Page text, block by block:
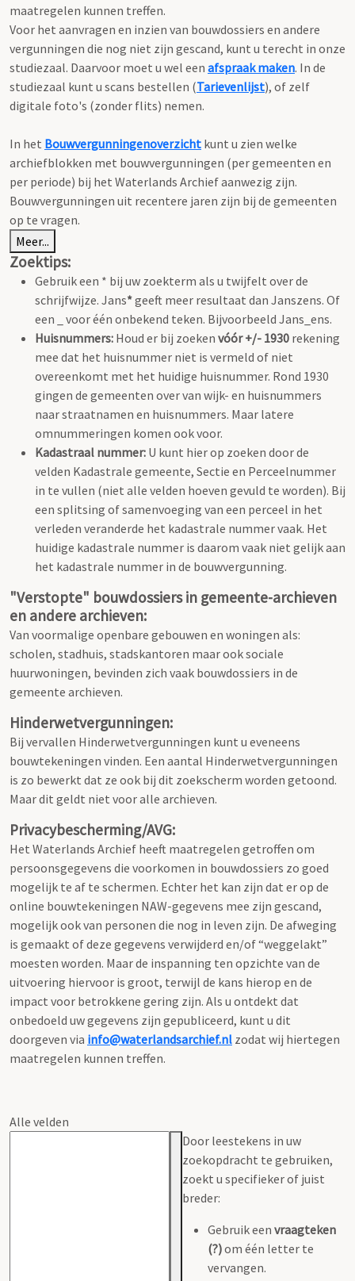
maatregelen kunnen treffen.
Voor het aanvragen en inzien van bouwdossiers en andere
vergunningen die nog niet zijn gescand, kunt u terecht in onze
studiezaal. Daarvoor moet u wel een afspraak maken. In de
studiezaal kunt u scans bestellen (Tarievenlijst), of zelf
digitale foto's (zonder flits) nemen.
In het Bouwvergunningenoverzicht kunt u zien welke
archiefblokken met bouwvergunningen (per gemeenten en
per periode) bij het Waterlands Archief aanwezig zijn.
Bouwvergunningen uit recentere jaren zijn bij de gemeenten
op te vragen.
Meer...
Zoektips:
Gebruik een * bij uw zoekterm als u twijfelt over de
schrijfwijze. Jans*geeft meer resultaat dan Janszens. Of
een _ voor één onbekend teken. Bijvoorbeeld Jans_ens.
Huisnummers: Houd er bij zoeken vóór +/- 1930 rekening
mee dat het huisnummer niet is vermeld of niet
overeenkomt met het huidige huisnummer. Rond 1930
gingen de gemeenten over van wijk- en huisnummers
naar straatnamen en huisnummers. Maar latere
omnummeringen komen ook voor.
Kadastraal nummer: U kunt hier op zoeken door de
velden Kadastrale gemeente, Sectie en Perceelnummer
in te vullen (niet alle velden hoeven gevuld te worden). Bij
een splitsing of samenvoeging van een perceel in het
verleden veranderde het kadastrale nummer vaak. Het
huidige kadastrale nummer is daarom vaak niet gelijk aan
het kadastrale nummer in de bouwvergunning.
"Verstopte" bouwdossiers in gemeente-archieven
en andere archieven:
Van voormalige openbare gebouwen en woningen als:
scholen, stadhuis, stadskantoren maar ook sociale
huurwoningen, bevinden zich vaak bouwdossiers in de
gemeente archieven.
Hinderwetvergunningen:
Bij vervallen Hinderwetvergunningen kunt u eveneens
bouwtekeningen vinden. Een aantal Hinderwetvergunningen
is zo bewerkt dat ze ook bij dit zoekscherm worden getoond.
Maar dit geldt niet voor alle archieven.
Privacybescherming/AVG:
Het Waterlands Archief heeft maatregelen getroffen om
persoonsgegevens die voorkomen in bouwdossiers zo goed
mogelijk te af te schermen. Echter het kan zijn dat er op de
online bouwtekeningen NAW-gegevens mee zijn gescand,
mogelijk ook van personen die nog in leven zijn. De afweging
is gemaakt of deze gegevens verwijderd en/of “weggelakt”
moesten worden. Maar de inspanning ten opzichte van de
uitvoering hiervoor is groot, terwijl de kans hierop en de
impact voor betrokkene gering zijn. Als u ontdekt dat
onbedoeld uw gegevens zijn gepubliceerd, kunt u dit
doorgeven via info@waterlandsarchief.nl zodat wij hiertegen
maatregelen kunnen treffen.
Alle velden
Door leestekens in uw
zoekopdracht te gebruiken,
zoekt u specifieker of juist
breder:
Gebruik een vraagteken
(?)om één letter te
vervangen.